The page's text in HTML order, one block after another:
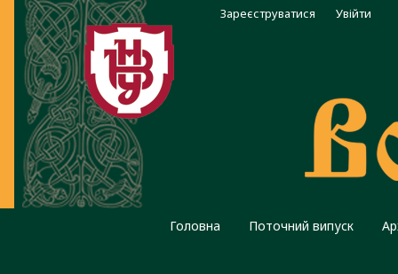
Головна Поточний випуск
Зареєструватися Увійти